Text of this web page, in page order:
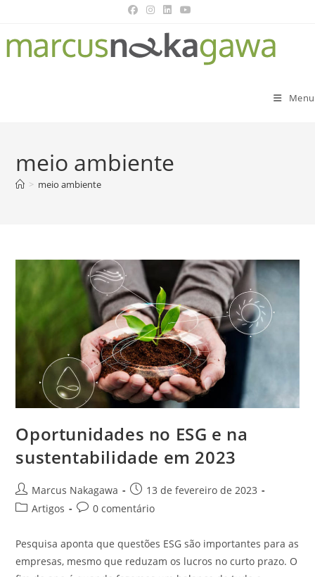
Menu
meio ambiente
> meio ambiente
Oportunidades no ESG e na
sustentabilidade em 2023
Marcus Nakagawa
13 de fevereiro de 2023
Artigos
0 comentário
Pesquisa aponta que questões ESG são importantes para as
empresas, mesmo que reduzam os lucros no curto prazo. O